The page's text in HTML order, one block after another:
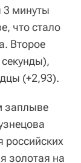
минуты
что стало
Второе
(+2,93).
заплыве
российских
золотая на